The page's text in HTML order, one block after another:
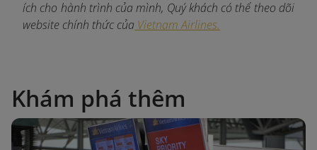
ích cho hành trình của mình, Quý khách có thể theo dõi
website chính thức của Vietnam Airlines.
Khám phá thêm